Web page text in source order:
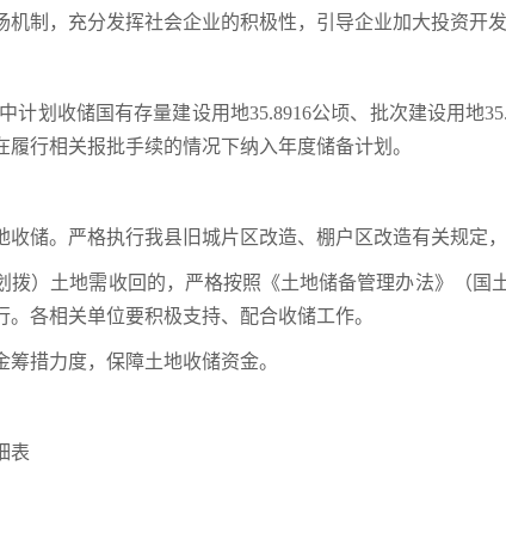
制，充分发挥社会企业的积极性，引导企业加大投资开发
计划收储国有存量建设用地35.8916公顷、批次建设用地
行相关报批手续的情况下纳入年度储备计划。
收储。严格执行我县旧城片区改造、棚户区改造有关规定
拨）土地需收回的，严格按照《土地储备管理办法》（国
各相关单位要积极支持、配合收储工作。
措力度，保障土地收储资金。
表